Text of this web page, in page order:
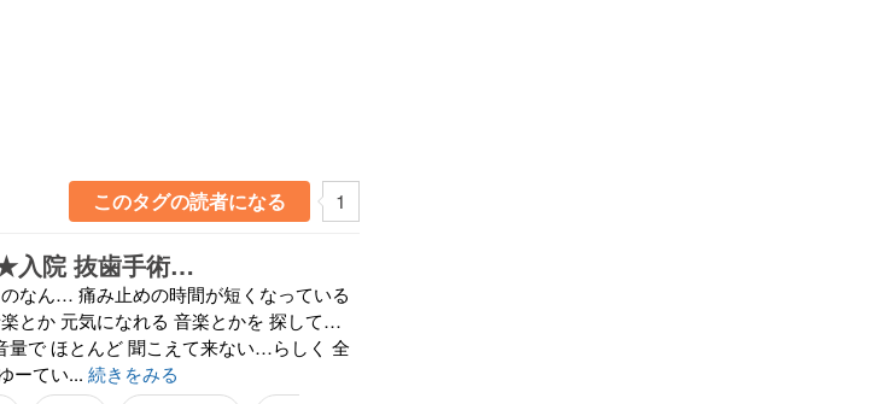
このタグの読者になる 1
院 抜歯手術…
なん… 痛み止めの時間が短くなっている
とか 元気になれる 音楽とかを 探して…
量で ほとんど 聞こえて来ない…らしく 全
ーてい... 続きをみる